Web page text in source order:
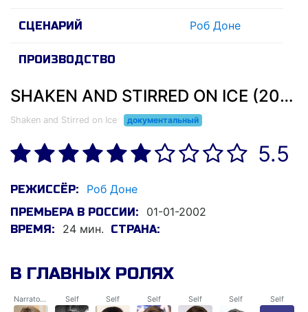
СЦЕНАРИЙ Роб Доне
ПРОИЗВОДСТВО
SHAKEN AND STIRRED ON ICE (2002)
Shaken and Stirred on Ice документальный
5.5
РЕЖИССЁР: Роб Доне
ПРЕМЬЕРА В РОССИИ: 01-01-2002
ВРЕМЯ: 24 мин. СТРАНА:
В ГЛАВНЫХ РОЛЯХ
Narrator (voice) Self Self Self Self Self Self